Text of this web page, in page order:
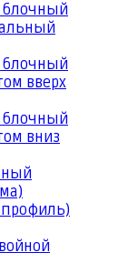
блочный
блочный
вверх
блочный
вниз
профиль)